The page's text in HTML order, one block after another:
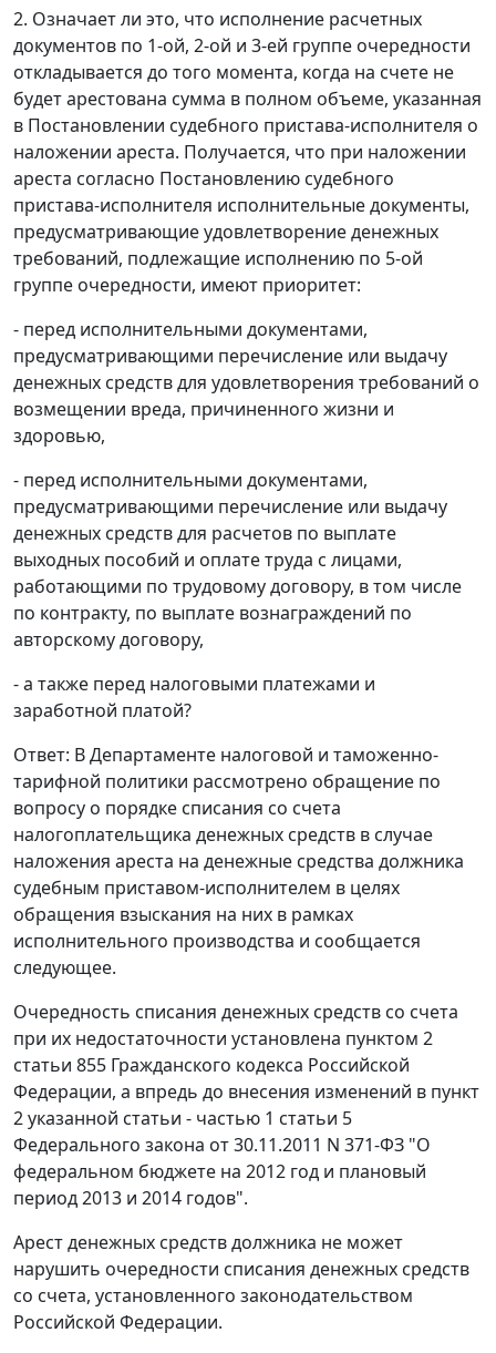
2. Означает ли это, что исполнение расчетных
документов по 1-ой, 2-ой и 3-ей группе очередности
откладывается до того момента, когда на счете не
будет арестована сумма в полном объеме, указанная
в Постановлении судебного пристава-исполнителя о
наложении ареста. Получается, что при наложении
ареста согласно Постановлению судебного
пристава-исполнителя исполнительные документы,
предусматривающие удовлетворение денежных
требований, подлежащие исполнению по 5-ой
группе очередности, имеют приоритет:
- перед исполнительными документами,
предусматривающими перечисление или выдачу
денежных средств для удовлетворения требований о
возмещении вреда, причиненного жизни и
здоровью,
- перед исполнительными документами,
предусматривающими перечисление или выдачу
денежных средств для расчетов по выплате
выходных пособий и оплате труда с лицами,
работающими по трудовому договору, в том числе
по контракту, по выплате вознаграждений по
авторскому договору,
- а также перед налоговыми платежами и
заработной платой?
Ответ: В Департаменте налоговой и таможенно-
тарифной политики рассмотрено обращение по
вопросу о порядке списания со счета
налогоплательщика денежных средств в случае
наложения ареста на денежные средства должника
судебным приставом-исполнителем в целях
обращения взыскания на них в рамках
исполнительного производства и сообщается
следующее.
Очередность списания денежных средств со счета
при их недостаточности установлена пунктом 2
статьи 855 Гражданского кодекса Российской
Федерации, а впредь до внесения изменений в пункт
2 указанной статьи - частью 1 статьи 5
Федерального закона от 30.11.2011 N 371-ФЗ "О
федеральном бюджете на 2012 год и плановый
период 2013 и 2014 годов".
Арест денежных средств должника не может
нарушить очередности списания денежных средств
со счета, установленного законодательством
Российской Федерации.